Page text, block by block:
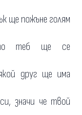
ще пожъне голям
теб ще се
друг ще има
значи че твой